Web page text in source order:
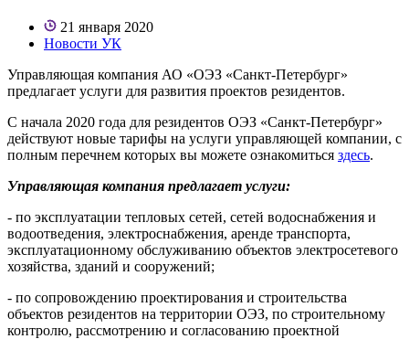
21 января 2020
Новости УК
Управляющая компания АО «ОЭЗ «Санкт-Петербург»
предлагает услуги для развития проектов резидентов.
С начала 2020 года для резидентов ОЭЗ «Санкт-Петербург»
действуют новые тарифы на услуги управляющей компании, с
полным перечнем которых вы можете ознакомиться здесь.
Управляющая компания предлагает услуги:
- по эксплуатации тепловых сетей, сетей водоснабжения и
водоотведения, электроснабжения, аренде транспорта,
эксплуатационному обслуживанию объектов электросетевого
хозяйства, зданий и сооружений;
- по сопровождению проектирования и строительства
объектов резидентов на территории ОЭЗ, по строительному
контролю, рассмотрению и согласованию проектной